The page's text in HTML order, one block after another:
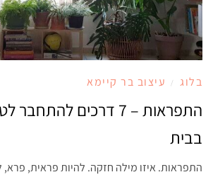
בלוג / עיצוב בר קיימא
התפראות – 7 דרכים
בבית
התפראות. איזו מילה חזקה. להיות פראית, פרא,